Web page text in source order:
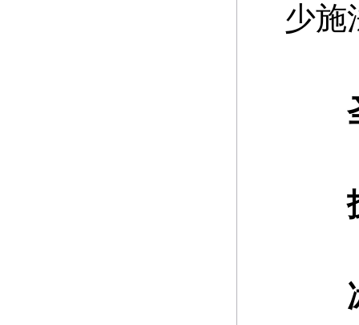
少施
圣
冰